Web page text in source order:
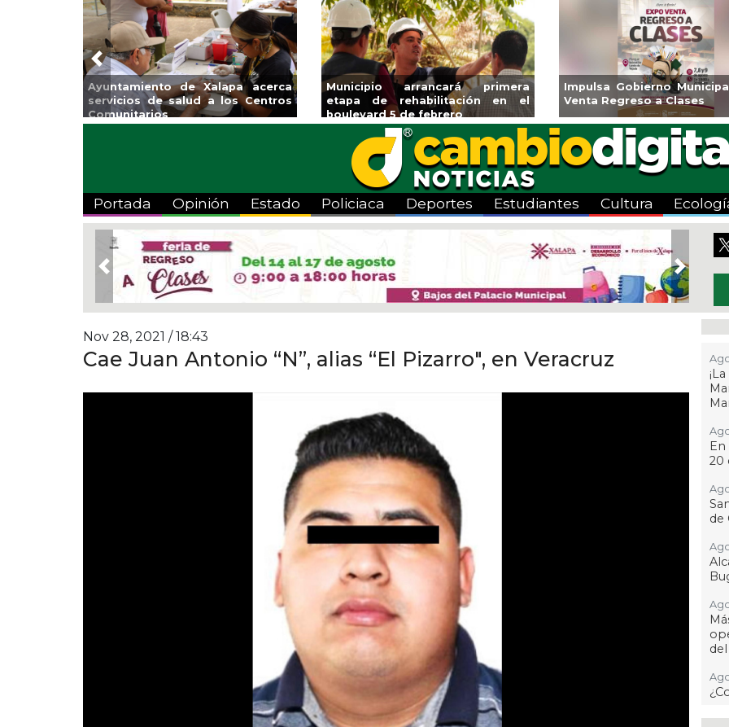
Ayuntamiento de Xalapa acerca
servicios de salud a los Centros
Comunitarios
Municipio arrancará primera
etapa de rehabilitación en el
boulevard 5 de febrero
Impulsa Gobierno Municipal
Venta Regreso a Clases
Previous
Portada Opinión Estado Policiaca Deportes Estudiantes Cultura
Previous Next
Nov 28, 2021 / 18:43
Cae Juan Antonio “N”, alias “El Pizarro", en Veracruz
20
de